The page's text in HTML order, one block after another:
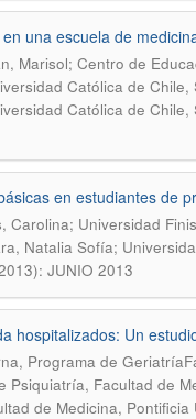
una escuela de
Marisol; Centro de
Católica de
Católica de Chile,
en estudiantes de
Universidad
Natalia Sofía;
JUNIO 2013
hospitalizados: Un
Programa de
Facultad de
de Medicina,